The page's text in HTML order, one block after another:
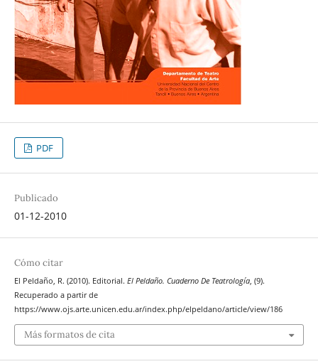
PDF
Publicado
01-12-2010
Cómo citar
El Peldaño, R. (2010). Editorial. El Peldaño. Cuaderno De Teatrología, (9).
Recuperado a partir de
https://www.ojs.arte.unicen.edu.ar/index.php/elpeldano/article/view/186
Más formatos de cita